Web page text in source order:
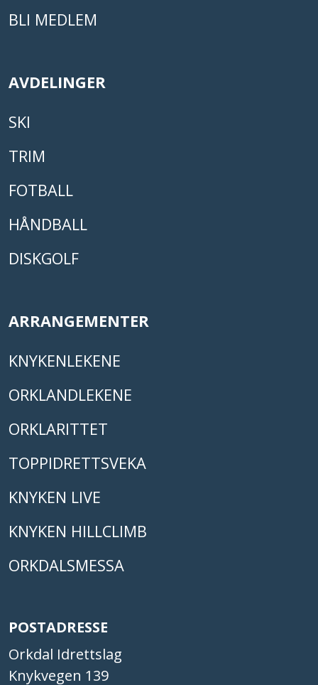
BLI MEDLEM
AVDELINGER
SKI
TRIM
FOTBALL
HÅNDBALL
DISKGOLF
ARRANGEMENTER
KNYKENLEKENE
ORKLANDLEKENE
ORKLARITTET
TOPPIDRETTSVEKA
KNYKEN LIVE
KNYKEN HILLCLIMB
ORKDALSMESSA
POSTADRESSE
Orkdal Idrettslag
Knykvegen 139